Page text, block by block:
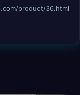
product/36.html